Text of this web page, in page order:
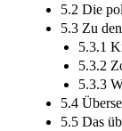
5.2 Die
5.3 Zu
5.3.1
5.3.2
5.3.3
5.4
5.5 Das